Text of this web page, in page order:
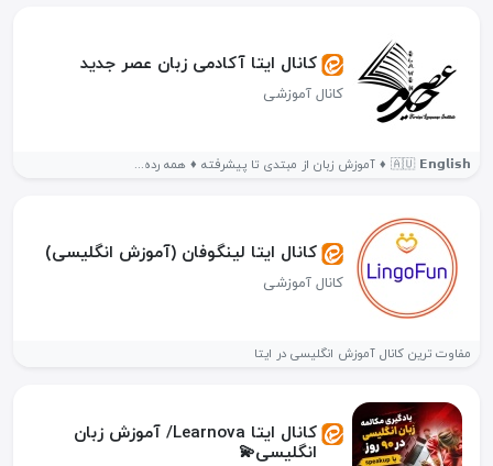
کانال ایتا آکادمی زبان عصر جدید
کانال آموزشی
🇦🇺 𝗘𝗻𝗴𝗹𝗶𝘀𝗵 ♦️ آموزش زبان از مبتدی تا پیشرفته ♦️ همه رده...
کانال ایتا لینگوفان (آموزش انگلیسی)
کانال آموزشی
مفاوت ترین کانال آموزش انگلیسی در ایتا
کانال ایتا Learnova/ آموزش زبان
انگلیسی💫